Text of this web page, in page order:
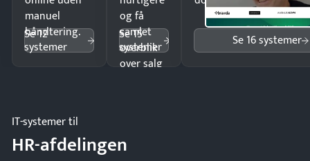
manuel
håndtering.
Se 12
systemer
og få
samlet
overblik
over salg
Se 15
systemer Se 16 systemer
IT-systemer til
HR-afdelingen